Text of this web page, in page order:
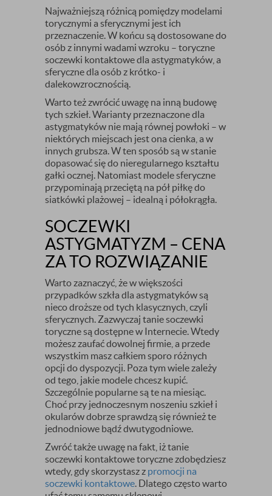
Najważniejszą różnicą pomiędzy modelami
torycznymi a sferycznymi jest ich
przeznaczenie. W końcu są dostosowane do
osób z innymi wadami wzroku – toryczne
soczewki kontaktowe dla astygmatyków, a
sferyczne dla osób z krótko- i
dalekowzrocznością.
Warto też zwrócić uwagę na inną budowę
tych szkieł. Warianty przeznaczone dla
astygmatyków nie mają równej powłoki – w
niektórych miejscach jest ona cienka, a w
innych grubsza. W ten sposób są w stanie
dopasować się do nieregularnego kształtu
gałki ocznej. Natomiast modele sferyczne
przypominają przeciętą na pół piłkę do
siatkówki plażowej – idealną i półokrągła.
SOCZEWKI
ASTYGMATYZM – CENA
ZA TO ROZWIĄZANIE
Warto zaznaczyć, że w większości
przypadków szkła dla astygmatyków są
nieco droższe od tych klasycznych, czyli
sferycznych. Zazwyczaj tanie soczewki
toryczne są dostępne w Internecie. Wtedy
możesz zaufać dowolnej firmie, a przede
wszystkim masz całkiem sporo różnych
opcji do dyspozycji. Poza tym wiele zależy
od tego, jakie modele chcesz kupić.
Szczególnie popularne są te na miesiąc.
Choć przy jednoczesnym noszeniu szkieł i
okularów dobrze sprawdzą się również te
jednodniowe bądź dwutygodniowe.
Zwróć także uwagę na fakt, iż tanie
soczewki kontaktowe toryczne zdobędziesz
wtedy, gdy skorzystasz z promocji na
soczewki kontaktowe. Dlatego często warto